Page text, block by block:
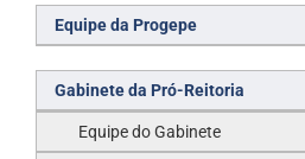
Equipe da Progepe
Gabinete da Pró-Reitoria
Equipe do Gabinete